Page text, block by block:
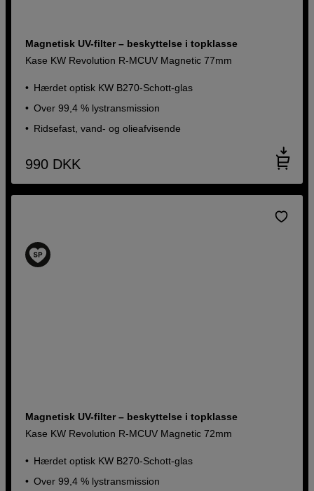
Magnetisk UV-filter – beskyttelse i topklasse
Kase KW Revolution R-MCUV Magnetic 77mm
Hærdet optisk KW B270-Schott-glas
Over 99,4 % lystransmission
Ridsefast, vand- og olieafvisende
990 DKK
Magnetisk UV-filter – beskyttelse i topklasse
Kase KW Revolution R-MCUV Magnetic 72mm
Hærdet optisk KW B270-Schott-glas
Over 99,4 % lystransmission